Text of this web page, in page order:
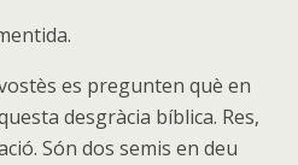
es pregunten què en
desgràcia bíblica. Res,
Són dos semis en deu